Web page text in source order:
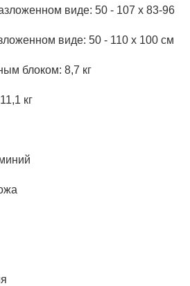
виде: 50 - 107 x 83-96
виде: 50 - 110 x 100 см
блоком: 8,7 кг
кг